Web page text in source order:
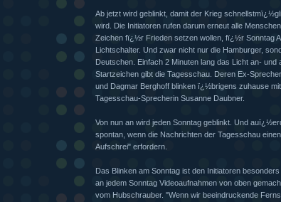
Ab jetzt wird geblinkt, damit der Krieg
wird. Die Initiatoren rufen darum erneut alle
Zeichen fï¿½r Frieden setzen wollen, fï¿½r Sonntag
Lichtschalter. Und zwar nicht nur die Hamburger,
Deutschen. Einfach 2 Minuten lang das Licht an- und
Startzeichen gibt die Tagesschau. Deren Ex-
und Dagmar Berghoff blinken ï¿½brigens zuhause
Tagesschau-Sprecherin Susanne Daubner.
Von nun an wird jeden Sonntag geblinkt. Und
spontan, wenn die Nachrichten der Tagesschau
Aufschrei" erfordern.
Das Blinken am Sonntag ist den Initiatoren
an jedem Sonntag Videoaufnahmen von oben
vom Hubschrauber. "Wenn wir beeindruckende